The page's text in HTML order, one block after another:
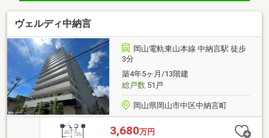
ヴェルディ中納言
岡山電軌東山本線 中納言駅 徒歩
3分
築4年5ヶ月/13階建
総戸数51戸
岡山県岡山市中区中納言町
3,680万円